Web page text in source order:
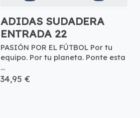
ADIDAS SUDADERA
ENTRADA 22
PASIÓN POR EL FÚTBOL Por tu
equipo. Por tu planeta. Ponte esta
...
34,95 €